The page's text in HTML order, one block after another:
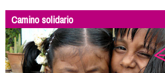
Camino solidario